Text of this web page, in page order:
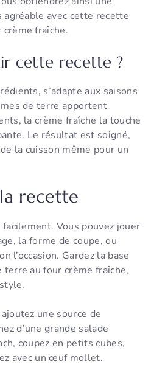
avec cette recette
fraîche.
cette recette ?
s’adapte aux saisons
de terre apportent
la crème fraîche la touche
Le résultat est soigné,
la cuisson même pour un
recette
Vous pouvez jouer
la forme de coupe, ou
l’occasion. Gardez la base
au four crème fraîche,
une source de
d’une grande salade
coupez en petits cubes,
avec un œuf mollet.